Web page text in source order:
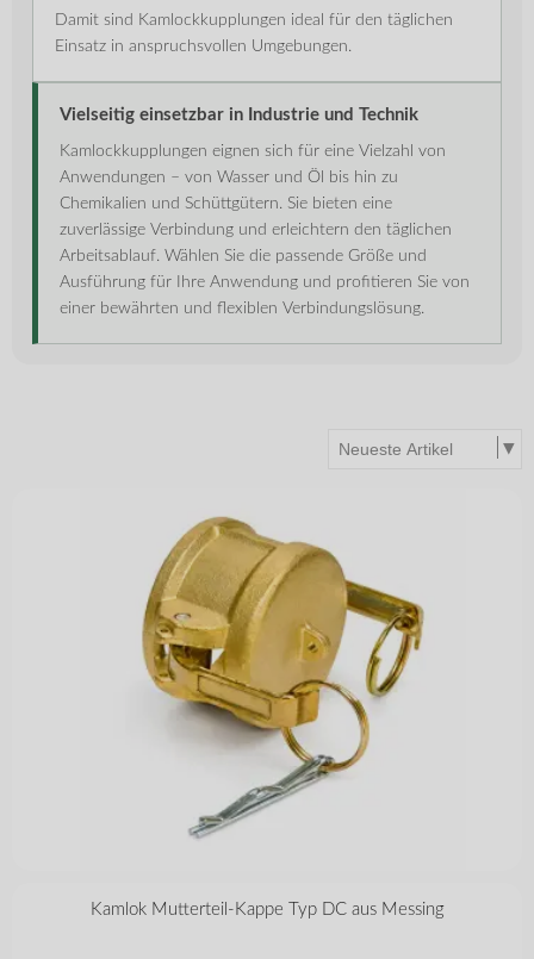
Damit sind Kamlockkupplungen ideal für den täglichen
Einsatz in anspruchsvollen Umgebungen.
Vielseitig einsetzbar in Industrie und Technik
Kamlockkupplungen eignen sich für eine Vielzahl von
Anwendungen – von Wasser und Öl bis hin zu
Chemikalien und Schüttgütern. Sie bieten eine
zuverlässige Verbindung und erleichtern den täglichen
Arbeitsablauf. Wählen Sie die passende Größe und
Ausführung für Ihre Anwendung und profitieren Sie von
einer bewährten und flexiblen Verbindungslösung.
in vielen Varianten
Kamlok Mutterteil-Kappe Typ DC aus Messing